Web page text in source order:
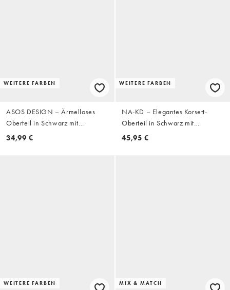
WEITERE FARBEN
ASOS DESIGN – Ärmelloses
Oberteil in Schwarz mit
plissierter Vorderseite
34,99 €
WEITERE FARBEN
NA-KD – Elegantes Korsett-
Oberteil in Schwarz mit
Neckholder
45,95 €
WEITERE FARBEN MIX & MATCH